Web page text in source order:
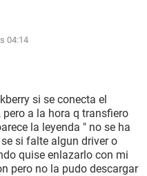
04:14
si se conecta el
a la hora q transfiero
la leyenda " no se ha
si falte algun driver o
quise enlazarlo con mi
pero no la pudo descargar